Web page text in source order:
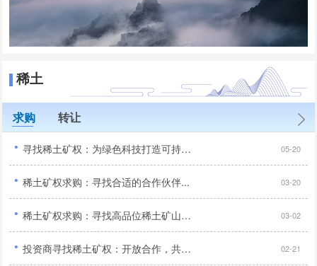
稀土
求购 转让
· 寻找稀土矿权：为绿色科技打造可持续未来... 05-20
· 稀土矿权求购：寻找合适的合作伙伴... 03-20
· 稀土矿权求购：寻找高品位稀土矿山，开采技术领先！... 03-02
· 投资商寻找稀土矿权：开放合作，共享矿业发展成果！... 02-21